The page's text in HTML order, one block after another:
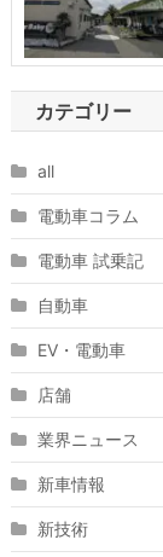
カテゴリー
all
電動車コラム
電動車 試乗記
自動車
EV・電動車
店舗
業界ニュース
新車情報
新技術